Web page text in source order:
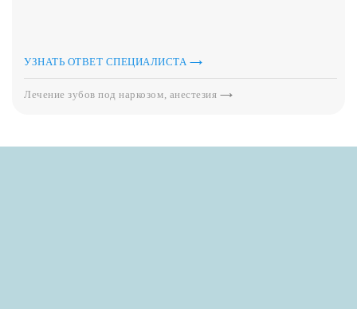
УЗНАТЬ ОТВЕТ СПЕЦИАЛИСТА
Лечение зубов под наркозом, анестезия